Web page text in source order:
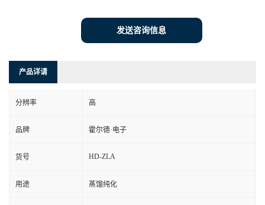
发送咨询信息
产品详请
分辨率 高
品牌 霍尔德·电子
货号 HD-ZLA
用途 蒸馏纯化